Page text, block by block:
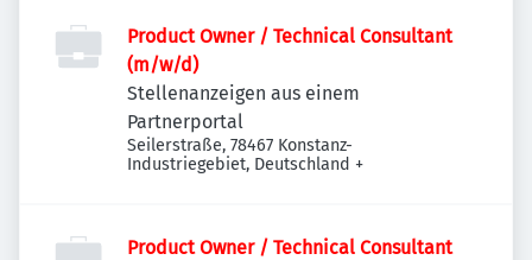
Product Owner / Technical Consultant
(m/w/d)
Stellenanzeigen aus einem
Partnerportal
Seilerstraße, 78467 Konstanz-
Industriegebiet, Deutschland +
Product Owner / Technical Consultant